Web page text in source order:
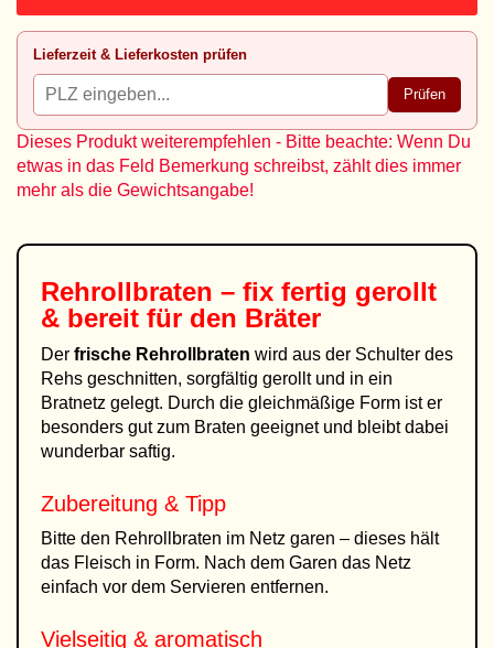
Lieferzeit & Lieferkosten prüfen
Prüfen
Dieses Produkt weiterempfehlen - Bitte beachte: Wenn Du
etwas in das Feld Bemerkung schreibst, zählt dies immer
mehr als die Gewichtsangabe!
Rehrollbraten – fix fertig gerollt
& bereit für den Bräter
Der frische Rehrollbraten wird aus der Schulter des
Rehs geschnitten, sorgfältig gerollt und in ein
Bratnetz gelegt. Durch die gleichmäßige Form ist er
besonders gut zum Braten geeignet und bleibt dabei
wunderbar saftig.
Zubereitung & Tipp
Bitte den Rehrollbraten im Netz garen – dieses hält
das Fleisch in Form. Nach dem Garen das Netz
einfach vor dem Servieren entfernen.
Vielseitig & aromatisch